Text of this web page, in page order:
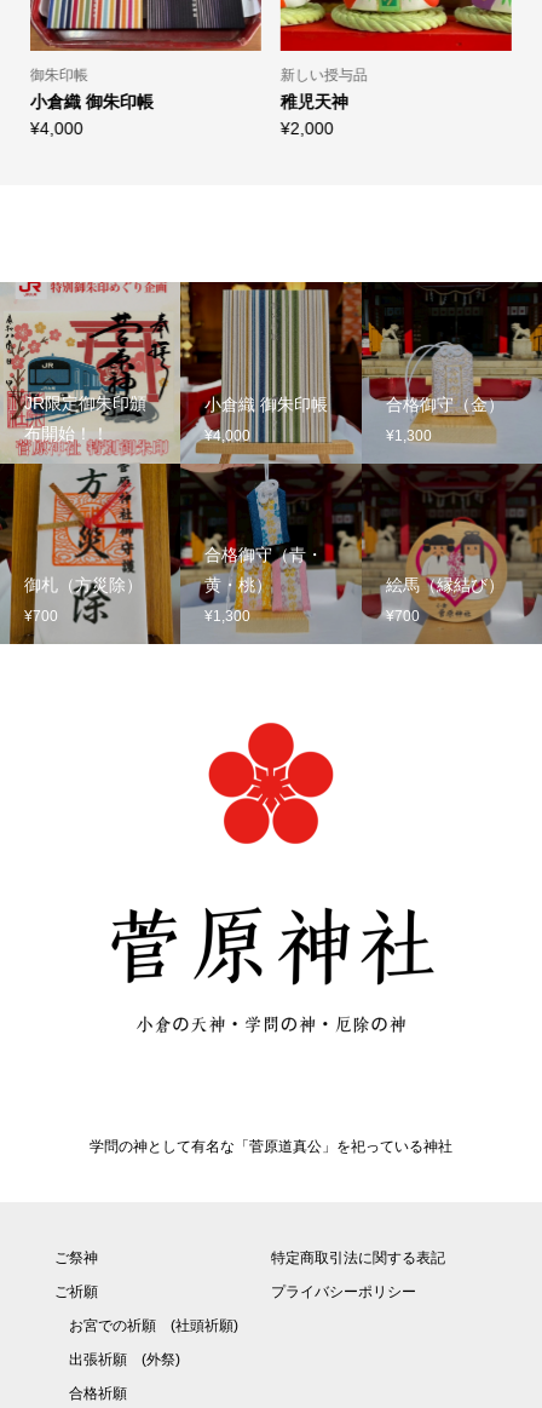
御朱印帳
小倉織 御朱印帳
¥4,000
新しい授与品
稚児天神
¥2,000
JR限定御朱印頒
布開始！！
小倉織 御朱印帳
¥4,000
合格御守（金）
¥1,300
御札（方災除）
¥700
合格御守（青・
黄・桃）
¥1,300
絵馬（縁結び）
¥700
学問の神として有名な「菅原道真公」を祀っている神社
ご祭神
ご祈願
お宮での祈願 (社頭祈願)
出張祈願 (外祭)
合格祈願
特定商取引法に関する表記
プライバシーポリシー